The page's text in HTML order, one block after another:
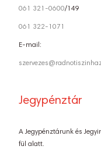
061 321-0600/149
061 322-1071
E-mail:
Jegypénztár
A Jegypénztárunk és
fül alatt.